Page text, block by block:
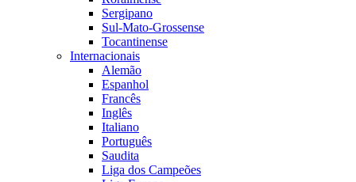
Sergipano
Sul-Mato-Grossense
Tocantinense
Internacionais
Alemão
Espanhol
Francês
Inglês
Italiano
Português
Saudita
Liga dos Campeões